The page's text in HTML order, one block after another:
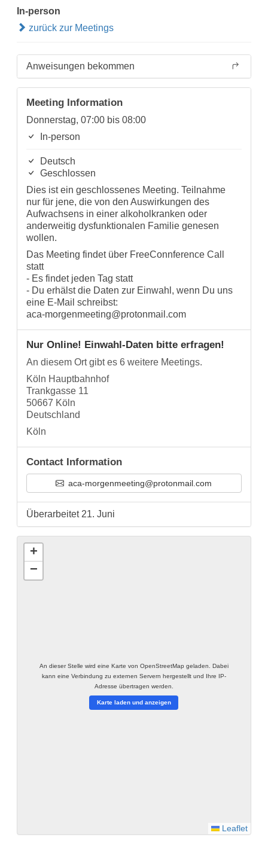
In-person
zurück zur Meetings
Anweisungen bekommen
Meeting Information
Donnerstag, 07:00 bis 08:00
In-person
Deutsch
Geschlossen
Dies ist ein geschlossenes Meeting. Teilnahme
nur für jene, die von den Auswirkungen des
Aufwachsens in einer alkoholkranken oder
anderweitig dysfunktionalen Familie genesen
wollen.
Das Meeting findet über FreeConnference Call
statt
- Es findet jeden Tag statt
- Du erhälst die Daten zur Einwahl, wenn Du uns
eine E-Mail schreibst:
aca-morgenmeeting@protonmail.com
Nur Online! Einwahl-Daten bitte erfragen!
An diesem Ort gibt es 6 weitere Meetings.
Köln Hauptbahnhof
Trankgasse 11
50667 Köln
Deutschland
Köln
Contact Information
aca-morgenmeeting@protonmail.com
Überarbeitet 21. Juni
An dieser Stelle wird eine Karte von OpenStreetMap geladen. Dabei
kann eine Verbindung zu externen Servern hergestellt und Ihre IP-
Adresse übertragen werden.
Karte laden und anzeigen
+
−
Leaflet